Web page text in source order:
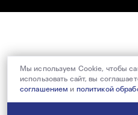
Мы используем Cookie, чтобы
использовать сайт, вы
соглашением и политикой